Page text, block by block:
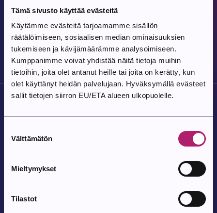
Tämä sivusto käyttää evästeitä
Käytämme evästeitä tarjoamamme sisällön
räätälöimiseen, sosiaalisen median ominaisuuksien
tukemiseen ja kävijämäärämme analysoimiseen.
Kumppanimme voivat yhdistää näitä tietoja muihin
tietoihin, joita olet antanut heille tai joita on kerätty, kun
olet käyttänyt heidän palvelujaan. Hyväksymällä evästeet
sallit tietojen siirron EU/ETA alueen ulkopuolelle.
valinta
Välttämätön
Mieltymykset
Tilastot
Artikkeli luotu:
30.7.2026
Repe, Romu ja Riepu aloittavat
kierroksensa Parkanossa
Parkanontie 37
Arkipäivisin klo 9 – 15